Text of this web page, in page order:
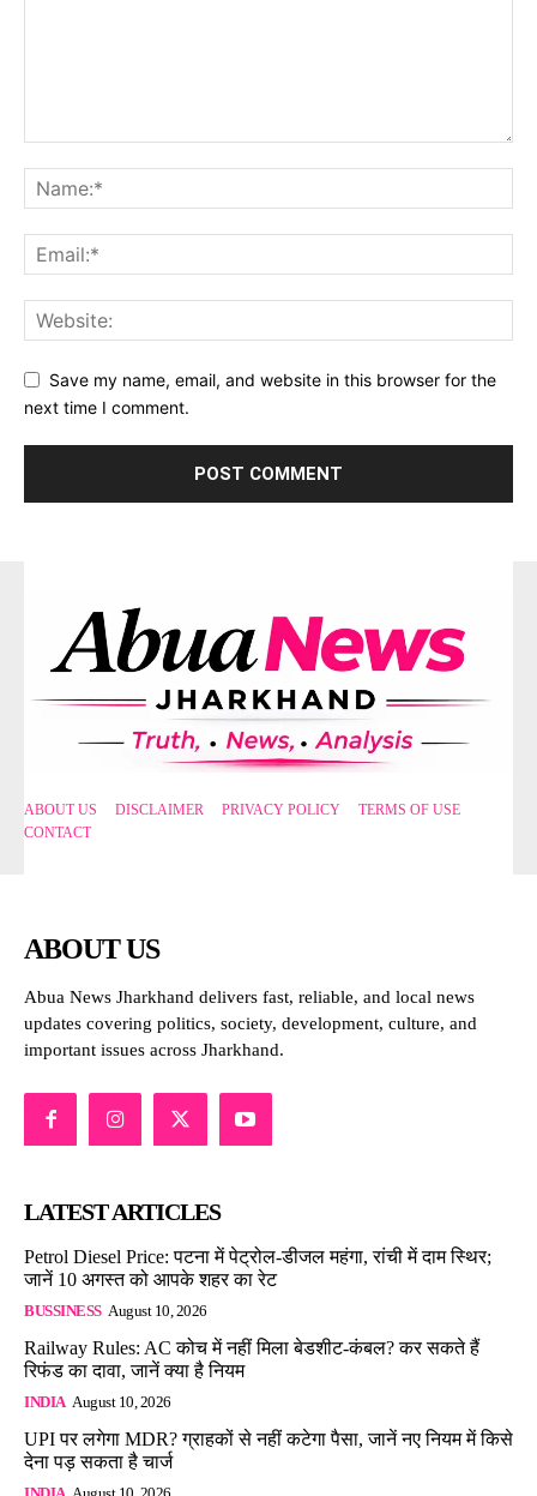
Save my name, email, and website in this browser for the
next time I comment.
ABOUT US DISCLAIMER PRIVACY POLICY
TERMS OF USE
CONTACT
ABOUT US
Abua News Jharkhand delivers fast, reliable, and local news
updates covering politics, society, development, culture, and
important issues across Jharkhand.
LATEST ARTICLES
Petrol Diesel Price: पटना में पेट्रोल-डीजल महंगा, रांची में दाम स्थिर;
जानें 10 अगस्त को आपके शहर का रेट
BUSSINESS August 10, 2026
Railway Rules: AC कोच में नहीं मिला बेडशीट-कंबल? कर सकते हैं
रिफंड का दावा, जानें क्या है नियम
INDIA August 10, 2026
UPI पर लगेगा MDR? ग्राहकों से नहीं कटेगा पैसा, जानें नए नियम में किसे
देना पड़ सकता है चार्ज